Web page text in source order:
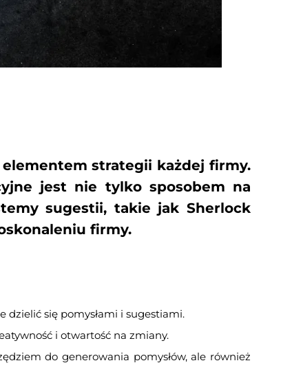
strategii każdej firmy.
jest nie tylko sposobem na
sugestii, takie jak Sherlock
firmy.
się pomysłami i sugestiami.
i otwartość na zmiany.
do generowania pomysłów, ale również